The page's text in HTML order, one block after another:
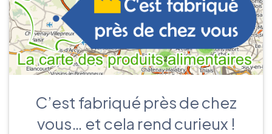
C’est fabriqué près de chez
vous… et cela rend curieux !